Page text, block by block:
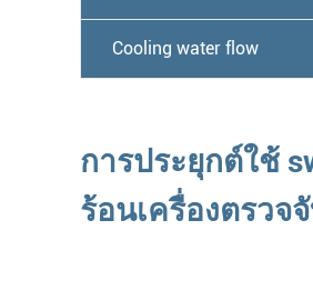
Cooling water flow
การประยุกต์ใช้
ร้อนเครื่องตรวจ